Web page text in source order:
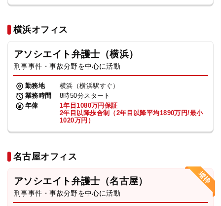
横浜オフィス
アソシエイト弁護士（横浜）
刑事事件・事故分野を中心に活動
勤務地
横浜（横浜駅すぐ）
業務時間
8時50分スタート
年俸
1年目1080万円保証
2年目以降歩合制（2年目以降平均1890万円/最小
1020万円）
名古屋オフィス
アソシエイト弁護士（名古屋）
刑事事件・事故分野を中心に活動